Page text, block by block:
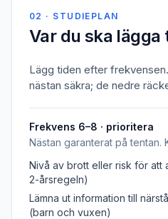
02 · STUDIEPLAN
Var du ska lägga
Lägg tiden efter
nästan säkra; de nedre
Frekvens 6–8 · prioritera
Nästan garanterat på tentan.
Nivå av brott eller risk för att
2-årsregeln)
Lämna ut information till
(barn och vuxen)